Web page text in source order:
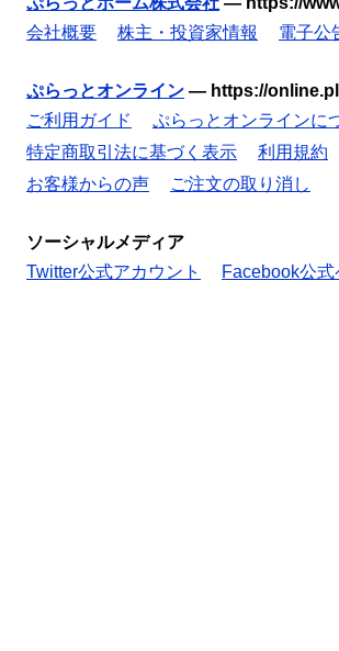
会社概要
株主・投資家情報 電子公
ぷらっとオンライン — https://
ご利用ガイド
ぷらっとオンラインに
特定商取引法に基づく表示
利用規約
お客様からの声
ご注文の取り消し
ソーシャルメディア
Twitter公式アカウント
Facebook公式